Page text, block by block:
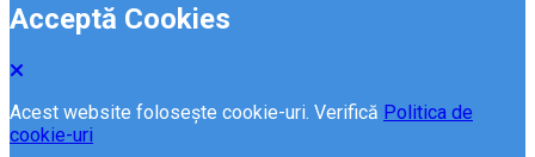
Acceptă Cookies
Acest website folosește cookie-uri. Verifică Politica de
cookie-uri